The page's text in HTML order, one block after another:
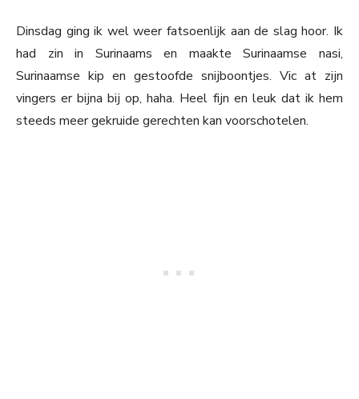
Dinsdag ging ik wel weer fatsoenlijk aan de slag hoor. Ik
had zin in Surinaams en maakte Surinaamse nasi,
Surinaamse kip en gestoofde snijboontjes. Vic at zijn
vingers er bijna bij op, haha. Heel fijn en leuk dat ik hem
steeds meer gekruide gerechten kan voorschotelen.